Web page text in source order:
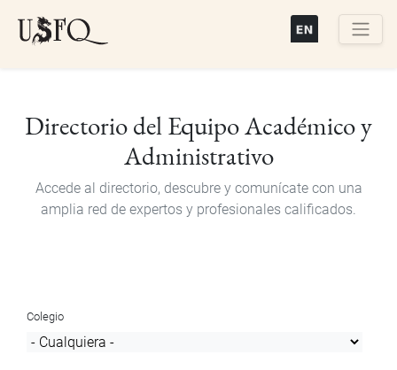
Directorio del Equipo Académico y
Administrativo
Accede al directorio, descubre y comunícate con una
amplia red de expertos y profesionales calificados.
Colegio